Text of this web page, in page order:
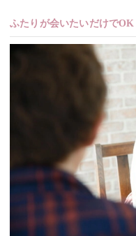
ふたりが会いたいだけでOK